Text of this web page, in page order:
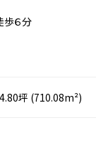
６分
坪 (710.08m²)